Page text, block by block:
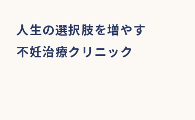
人生の選択肢を増やす
不妊治療クリニック